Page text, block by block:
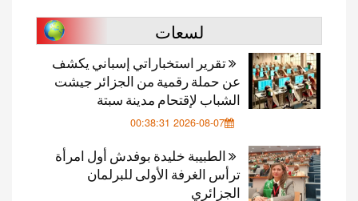
لسعات
تقرير استخباراتي إسباني يكشف
عن حملة رقمية من الجزائر جيشت
الشباب لإقتحام مدينة سبتة
2026-08-07 00:38:31
الطبيبة خليدة بوفدش أول امرأة
ترأس الغرفة الأولى للبرلمان
الجزائري